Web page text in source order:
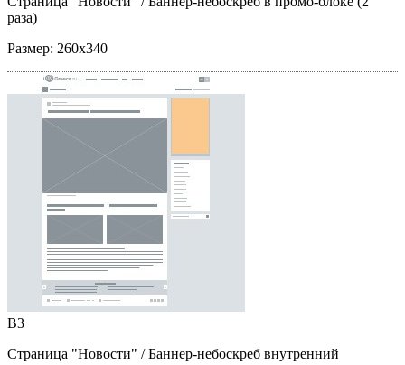
раза)
Размер: 260x340
B3
Страница "Новости" / Баннер-небоскреб внутренний